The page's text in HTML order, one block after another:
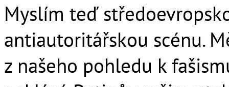
Myslím teď
antiautoritářskou scénu.
z našeho pohledu k